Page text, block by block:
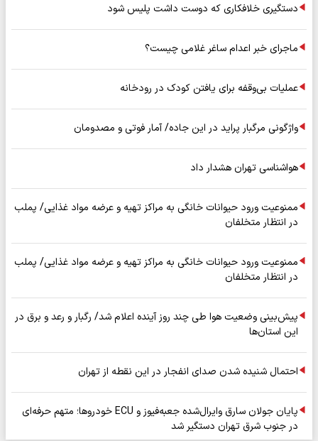
دستگیری خلافکاری که دوست داشت پلیس شود
ماجرای خبر اعدام ساغر غلامی چیست؟
عملیات بی‌وقفه برای یافتن کودک در رودخانه
واژگونی مرگبار پراید در این جاده/ آمار فوتی و مصدومان
هواشناسی تهران هشدار داد
ممنوعیت ورود حیوانات خانگی به مراکز تهیه و عرضه مواد غذایی/ پملب
در انتظار متخلفان
ممنوعیت ورود حیوانات خانگی به مراکز تهیه و عرضه مواد غذایی/ پملب
در انتظار متخلفان
پیش‌بینی وضعیت هوا طی چند روز آینده اعلام شد/ رگبار و رعد و برق در
این استان‌ها
احتمال شنیده شدن صدای انفجار در این نقطه از تهران
پایان جولان سارق وایرال‌شده جعبه‌فیوز و ECU خودروها؛ متهم حرفه‌ای
در جنوب شرق تهران دستگیر شد